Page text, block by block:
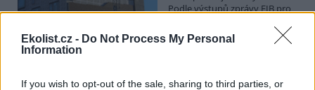
Ekolist.cz - Do Not Process My Personal
Information
If you wish to opt-out of the sale, sharing to third parties, or
Podle výstupů zprávy EIB pro
se to týká přibližně 1,1 milionu lidí, tedy zhruba 40 % osob žijících v
nájmu. K řešení krize dostupnosti bydlení je kromě nové výstavby
centrech obcí, a zároveň snižovat jeho dlouhodobé provozní